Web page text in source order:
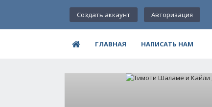
Создать аккаунт Авторизация
ГЛАВНАЯ НАПИСАТЬ НАМ